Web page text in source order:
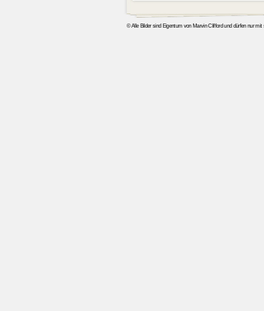
© Alle Bilder sind Eigentum von Marvin Clifford und dürfen nur